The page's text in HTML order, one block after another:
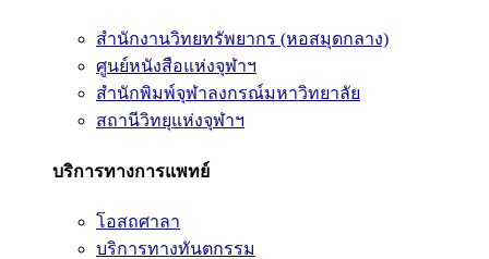
สำนักงานวิทยทรัพยากร (หอสมุดกลาง)
ศูนย์หนังสือแห่งจุฬาฯ
สำนักพิมพ์จุฬาลงกรณ์มหาวิทยาลัย
สถานีวิทยุแห่งจุฬาฯ
บริการทางการแพทย์
โอสถศาลา
บริการทางทันตกรรม